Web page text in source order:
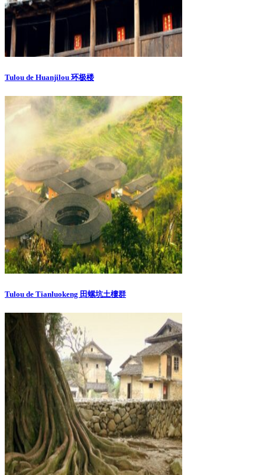
Tulou de Huanjilou 环极楼
Tulou de Tianluokeng 田螺坑土樓群